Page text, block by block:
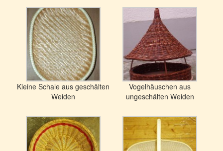
Kleine Schale aus geschälten
Weiden
Vogelhäuschen aus
ungeschälten Weiden